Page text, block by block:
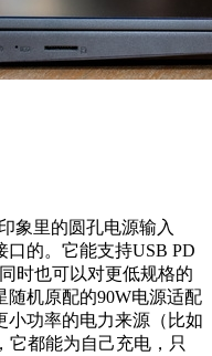
象里的圆孔电源输入
口的。它能支持USB PD
时也可以对更低规格的
随机原配的90W电源适配
小功率的电力来源（比如
它都能为自己充电，只